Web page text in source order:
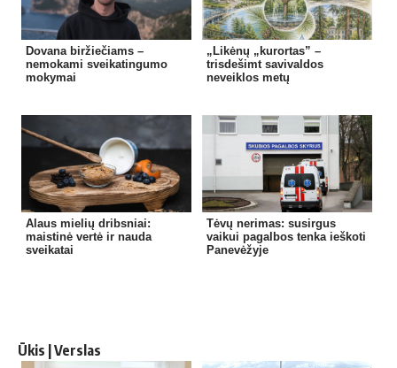
Dovana biržiečiams –
nemokami sveikatingumo
mokymai
„Likėnų „kurortas” –
trisdešimt savivaldos
neveiklos metų
Alaus mielių dribsniai:
maistinė vertė ir nauda
sveikatai
Tėvų nerimas: susirgus
vaikui pagalbos tenka ieškoti
Panevėžyje
Ūkis | Verslas